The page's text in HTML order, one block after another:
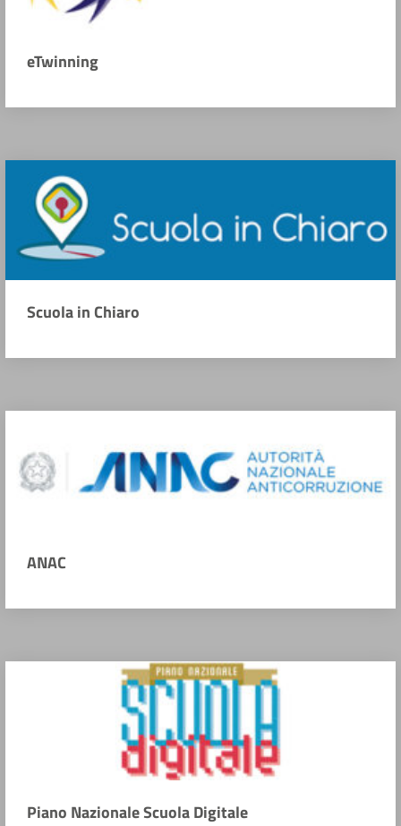
eTwinning
Scuola in Chiaro
ANAC
Piano Nazionale Scuola Digitale